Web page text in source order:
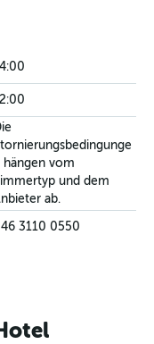
hängen vom
und dem
ab.
3110 0550